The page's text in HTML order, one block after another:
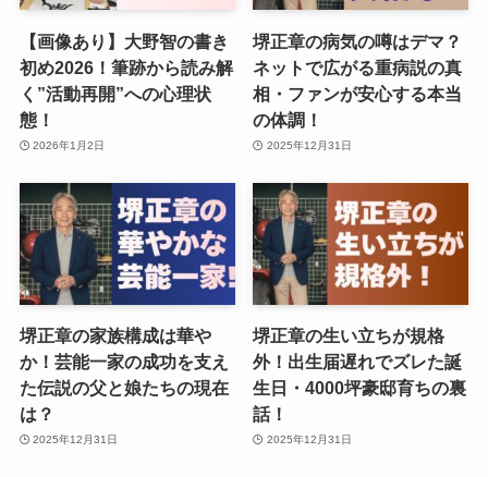
【画像あり】大野智の書き
初め2026！筆跡から読み解
く”活動再開”への心理状
態！
2026年1月2日
堺正章の病気の噂はデマ？
ネットで広がる重病説の真
相・ファンが安心する本当
の体調！
2025年12月31日
堺正章の家族構成は華や
か！芸能一家の成功を支え
た伝説の父と娘たちの現在
は？
2025年12月31日
堺正章の生い立ちが規格
外！出生届遅れでズレた誕
生日・4000坪豪邸育ちの裏
話！
2025年12月31日